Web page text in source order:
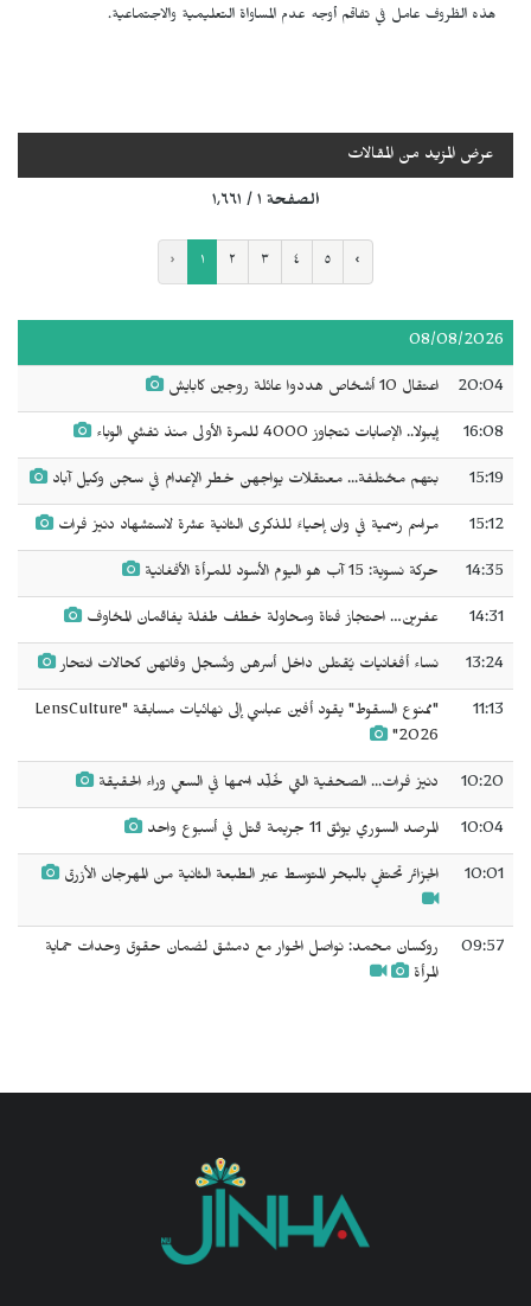
هذه الظروف عامل في تفاقم أوجه عدم المساواة التعليمية والاجتماعية.
عرض المزيد من المقالات
الصفحة ١ / ١٬٦٦١
‹ ١ ٢ ٣ ٤ ٥ ›
08/08/2026
20:04 اعتقال 10 أشخاص هددوا عائلة روجين كابايش
16:08 إيبولا.. الإصابات تتجاوز 4000 للمرة الأولى منذ تفشي الوباء
15:19 بتهم مختلفة... معتقلات يواجهن خطر الإعدام في سجن وكيل آباد
15:12 مراسم رسمية في وان إحياءً للذكرى الثانية عشرة لاستشهاد دنيز فرات
14:35 حركة نسوية: 15 آب هو اليوم الأسود للمرأة الأفغانية
14:31 عفرين… احتجاز فتاة ومحاولة خطف طفلة يفاقمان المخاوف
13:24 نساء أفغانيات يُقتلن داخل أسرهن وتُسجل وفاتهن كحالات انتحار
11:13
"ممنوع السقوط" يقود أفين عباسي إلى نهائيات مسابقة "LensCulture
2026"
10:20 دنيز فرات... الصحفية التي خُلِّد اسمها في السعي وراء الحقيقة
10:04 المرصد السوري يوثق 11 جريمة قتل في أسبوع واحد
10:01 الجزائر تحتفي بالبحر المتوسط عبر الطبعة الثانية من المهرجان الأزرق
09:57
روكسان محمد: نواصل الحوار مع دمشق لضمان حقوق وحدات حماية
المرأة